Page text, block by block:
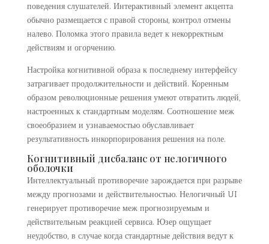
поведения слушателей. Интерактивный элемент акцепта
обычно размещается с правой стороны, контрол отмены
налево. Поломка этого правила ведет к некорректным
действиям и огорчению.
Настройка когнитивной образа к последнему интерфейсу
затрагивает продолжительности и действий. Коренным
образом революционные решения умеют отвратить людей,
настроенных к стандартным моделям. Соотношение меж
своеобразием и узнаваемостью обуславливает
результативность инкорпорирования решения на поле.
Когнитивный дисбаланс от нелогичного
оболочки
Интеллектуальный противоречие зарождается при разрыве
между прогнозами и действительностью. Нелогичный UI
генерирует противоречие меж прогнозируемым и
действительным реакцией сервиса. Юзер ощущает
неудобство, в случае когда стандартные действия ведут к